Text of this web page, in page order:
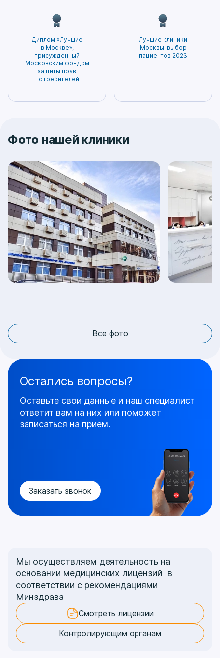
Диплом «Лучшие
в Москве»,
присужденный
Московским фондом
защиты прав
потребителей
Лучшие клиники
Москвы: выбор
пациентов 2023
Фото нашей клиники
Все фото
Заказать звонок
Остались вопросы?
Оставьте свои данные и наш специалист
ответит вам на них или поможет
записаться на прием.
Мы осуществляем деятельность на
основании медицинских лицензий в
соответствии с рекомендациями
Минздрава
Смотреть лицензии
Контролирующим органам